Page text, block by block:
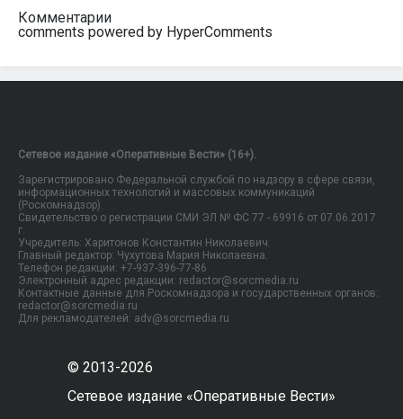
Комментарии
comments powered by HyperComments
Сетевое издание «Оперативные Вести» (16+).
Зарегистрировано Федеральной службой по надзору в сфере связи,
информационных технологий и массовых коммуникаций
(Роскомнадзор).
Свидетельство о регистрации СМИ ЭЛ № ФС 77 - 69916 от 07.06.2017
г.
Учредитель: Харитонов Константин Николаевич.
Главный редактор: Чухутова Мария Николаевна.
Телефон редакции: +7-937-396-77-86
Электронный адрес редакции: redactor@sorcmedia.ru
Контактные данные для Роскомнадзора и государственных органов:
redactor@sorcmedia.ru
Для рекламодателей: adv@sorcmedia.ru
© 2013-2026
Сетевое издание «Оперативные Вести»